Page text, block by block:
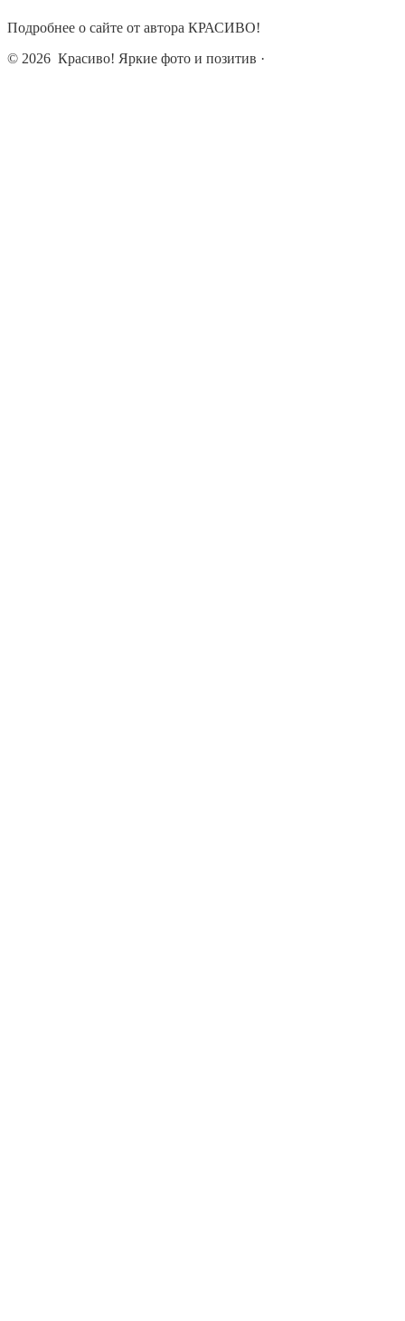
Подробнее о сайте от автора КРАСИВО!
© 2026 Красиво! Яркие фото и позитив ·